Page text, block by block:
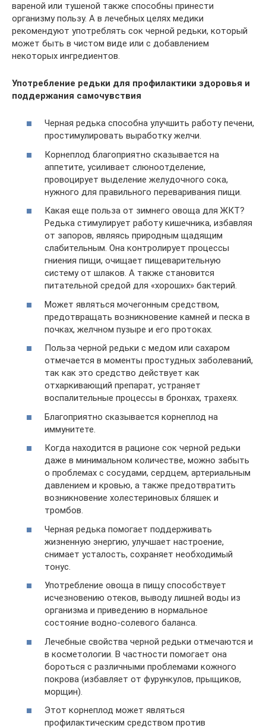
вареной или тушеной также способны принести
организму пользу. А в лечебных целях медики
рекомендуют употреблять сок черной редьки, который
может быть в чистом виде или с добавлением
некоторых ингредиентов.
Употребление редьки для профилактики здоровья и
поддержания самочувствия
Черная редька способна улучшить работу печени,
простимулировать выработку желчи.
Корнеплод благоприятно сказывается на
аппетите, усиливает слюноотделение,
провоцирует выделение желудочного сока,
нужного для правильного переваривания пищи.
Какая еще польза от зимнего овоща для ЖКТ?
Редька стимулирует работу кишечника, избавляя
от запоров, являясь природным щадящим
слабительным. Она контролирует процессы
гниения пищи, очищает пищеварительную
систему от шлаков. А также становится
питательной средой для «хороших» бактерий.
Может являться мочегонным средством,
предотвращать возникновение камней и песка в
почках, желчном пузыре и его протоках.
Польза черной редьки с медом или сахаром
отмечается в моменты простудных заболеваний,
так как это средство действует как
отхаркивающий препарат, устраняет
воспалительные процессы в бронхах, трахеях.
Благоприятно сказывается корнеплод на
иммунитете.
Когда находится в рационе сок черной редьки
даже в минимальном количестве, можно забыть
о проблемах с сосудами, сердцем, артериальным
давлением и кровью, а также предотвратить
возникновение холестериновых бляшек и
тромбов.
Черная редька помогает поддерживать
жизненную энергию, улучшает настроение,
снимает усталость, сохраняет необходимый
тонус.
Употребление овоща в пищу способствует
исчезновению отеков, выводу лишней воды из
организма и приведению в нормальное
состояние водно-солевого баланса.
Лечебные свойства черной редьки отмечаются и
в косметологии. В частности помогает она
бороться с различными проблемами кожного
покрова (избавляет от фурункулов, прыщиков,
морщин).
Этот корнеплод может являться
профилактическим средством против